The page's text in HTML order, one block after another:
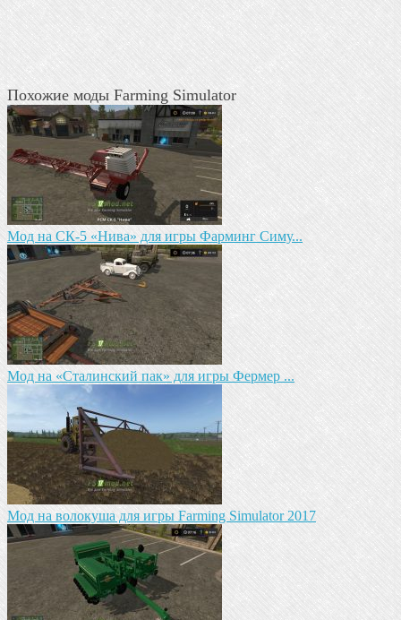
Похожие моды Farming Simulator
Mод на СК-5 «Нива» для игры Фарминг Симу...
Мод на «Сталинский пак» для игры Фермер ...
Мод на волокуша для игры Farming Simulator 2017